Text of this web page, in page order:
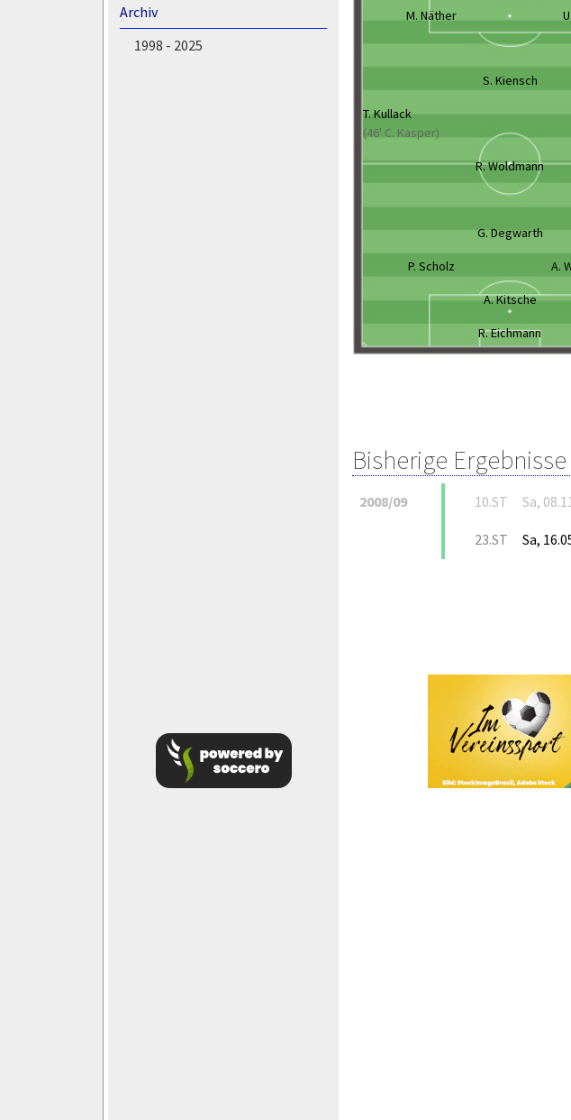
Archiv
1998 - 2025
M. Näther
S. Kiensch
T. Kullack
(46' C. Kasper)
R. Woldmann
G. Degwarth
P. Scholz A.
A. Kitsche
R. Eichmann
Bisherige Ergebnisse
2008/09 10.ST Sa,
23.ST Sa,